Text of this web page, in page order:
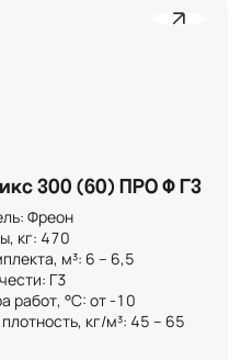
300 (60) ПРО Ф Г3
Фреон
кг: 470
м³: 6 – 6,5
Г3
работ, °C: от -10
кг/м³: 45 – 65